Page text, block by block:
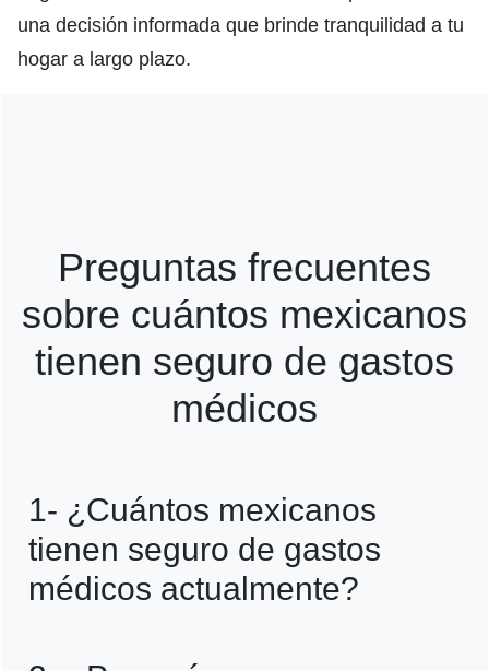
una decisión informada que brinde tranquilidad a tu
hogar a largo plazo.
Preguntas frecuentes
sobre cuántos mexicanos
tienen seguro de gastos
médicos
1- ¿Cuántos mexicanos
tienen seguro de gastos
médicos actualmente?